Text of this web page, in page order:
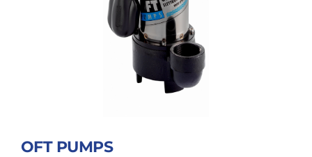
OFT PUMPS